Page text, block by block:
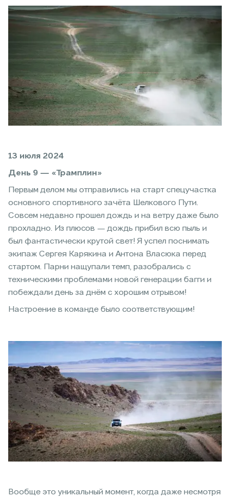
13 июля 2024
День 9 — «Трамплин»
Первым делом мы отправились на старт спецучастка
основного спортивного зачёта Шелкового Пути.
Совсем недавно прошел дождь и на ветру даже было
прохладно. Из плюсов — дождь прибил всю пыль и
был фантастически крутой свет! Я успел поснимать
экипаж Сергея Карякина и Антона Власюка перед
стартом. Парни нащупали темп, разобрались с
техническими проблемами новой генерации багги и
побеждали день за днём с хорошим отрывом!
Настроение в команде было соответствующим!
Вообще это уникальный момент, когда даже несмотря